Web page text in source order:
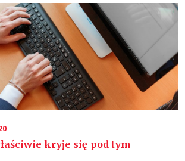
kryje się pod tym